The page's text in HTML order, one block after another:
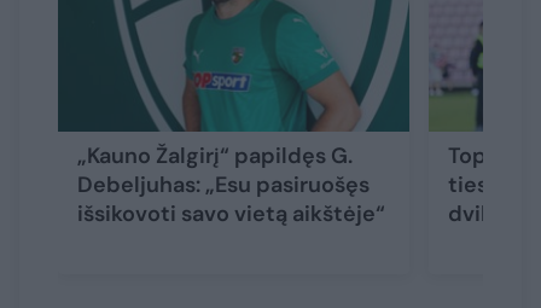
„Kauno Žalgirį“ papildęs G.
Debeljuhas: „Esu pasiruošęs
išsikovoti savo vietą aikštėje“
dvikova